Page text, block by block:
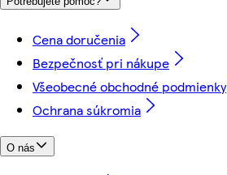
Cena doručenia
Bezpečnosť pri nákupe
Všeobecné obchodné podmienky
Ochrana súkromia
O nás